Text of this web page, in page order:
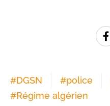
#DGSN #police
#Régime algérien